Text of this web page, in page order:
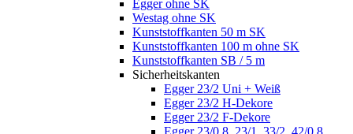
Egger ohne SK
Westag ohne SK
Kunststoffkanten 50 m SK
Kunststoffkanten 100 m ohne SK
Kunststoffkanten SB / 5 m
Sicherheitskanten
Egger 23/2 Uni + Weiß
Egger 23/2 H-Dekore
Egger 23/2 F-Dekore